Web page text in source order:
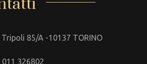
85/A -10137 TORINO
011 326802